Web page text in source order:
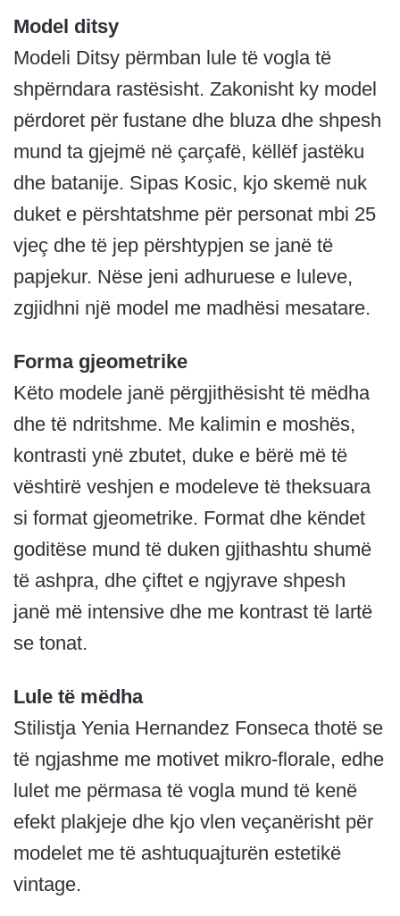
Model ditsy
Modeli Ditsy përmban lule të vogla të
shpërndara rastësisht. Zakonisht ky model
përdoret për fustane dhe bluza dhe shpesh
mund ta gjejmë në çarçafë, këllëf jastëku
dhe batanije. Sipas Kosic, kjo skemë nuk
duket e përshtatshme për personat mbi 25
vjeç dhe të jep përshtypjen se janë të
papjekur. Nëse jeni adhuruese e luleve,
zgjidhni një model me madhësi mesatare.
Forma gjeometrike
Këto modele janë përgjithësisht të mëdha
dhe të ndritshme. Me kalimin e moshës,
kontrasti ynë zbutet, duke e bërë më të
vështirë veshjen e modeleve të theksuara
si format gjeometrike. Format dhe këndet
goditëse mund të duken gjithashtu shumë
të ashpra, dhe çiftet e ngjyrave shpesh
janë më intensive dhe me kontrast të lartë
se tonat.
Lule të mëdha
Stilistja Yenia Hernandez Fonseca thotë se
të ngjashme me motivet mikro-florale, edhe
lulet me përmasa të vogla mund të kenë
efekt plakjeje dhe kjo vlen veçanërisht për
modelet me të ashtuquajturën estetikë
vintage.